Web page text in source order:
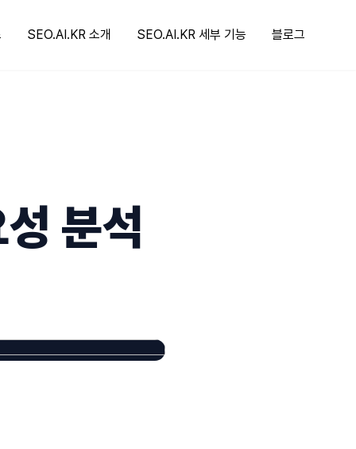
SEO.AI.KR 소개 SEO.AI.KR 세부 기능 블로그
분석